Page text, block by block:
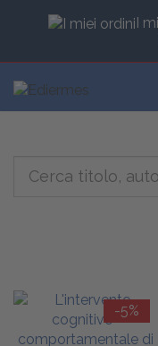
I
-5%